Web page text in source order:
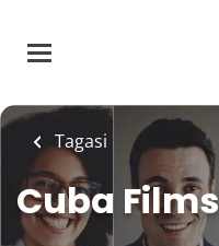
main
Tagasi
Cuba Films